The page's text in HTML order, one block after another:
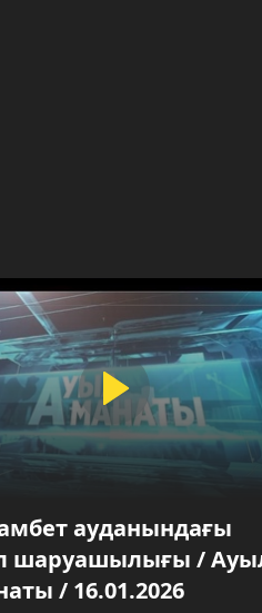
ауданындағы
шаруашылығы /
/ 16.01.2026